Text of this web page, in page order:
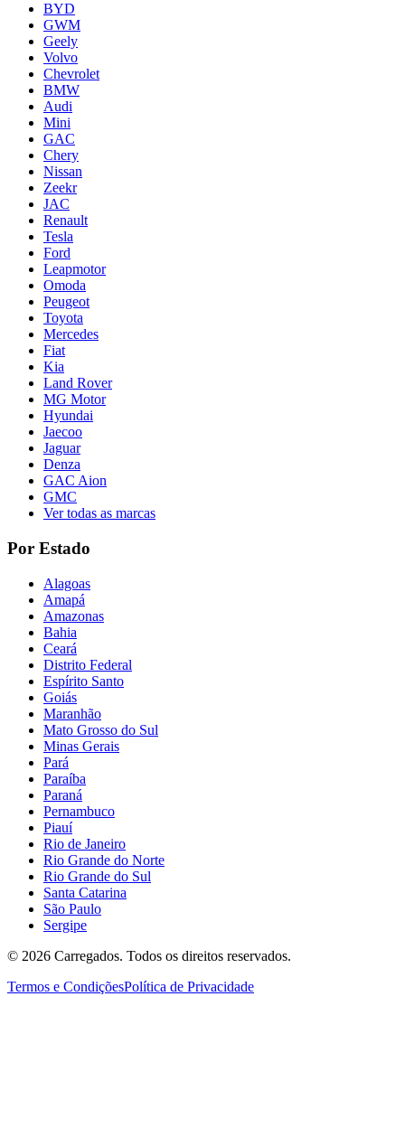
BYD
GWM
Geely
Volvo
Chevrolet
BMW
Audi
Mini
GAC
Chery
Nissan
Zeekr
JAC
Renault
Tesla
Ford
Leapmotor
Omoda
Peugeot
Toyota
Mercedes
Fiat
Kia
Land Rover
MG Motor
Hyundai
Jaecoo
Jaguar
Denza
GAC Aion
GMC
Ver todas as marcas
Por Estado
Alagoas
Amapá
Amazonas
Bahia
Ceará
Distrito Federal
Espírito Santo
Goiás
Maranhão
Mato Grosso do Sul
Minas Gerais
Pará
Paraíba
Paraná
Pernambuco
Piauí
Rio de Janeiro
Rio Grande do Norte
Rio Grande do Sul
Santa Catarina
São Paulo
Sergipe
© 2026 Carregados. Todos os direitos reservados.
Termos e CondiçõesPolítica de Privacidade